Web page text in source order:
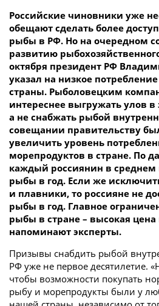
Российские чиновники уже
обещают сделать более
рыбы в РФ. Но на очередном
развитию
октября президент РФ
указал на низкое
страны. Рыболовецким
интереснее выгружать улов
а не снабжать рыбой
совещании правительству
увеличить уровень
морепродуктов в стране. По
каждый россиянин в среднем
рыбы в год. Если же
и плавники, то россияне не
рыбы в год. Главное
рыбы в стране – высокая
напоминают эксперты.
Призывы снабдить рыбой
РФ уже не первое десятилетие.
чтобы возможности покупать
рыбу и морепродукты были у